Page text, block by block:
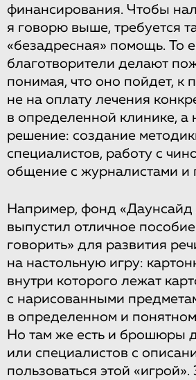
финансирования. Чтобы
я говорю выше, требуется
«безадресная» помощь. То
благотворители делают
понимая, что оно пойдет, к
не на оплату лечения
в определенной клинике, а
решение: создание
специалистов, работу с
общение с журналистами
Например, фонд «Даунсайд
выпустил отличное
говорить» для развития
на настольную игру:
внутри которого лежат
с нарисованными
в определенном и
Но там же есть и брошюры
или специалистов с
пользоваться этой